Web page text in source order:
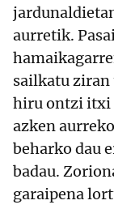
aurretik.
sailkatu
hiru ontzi itxi
azken
beharko dau
badau.
garaipena